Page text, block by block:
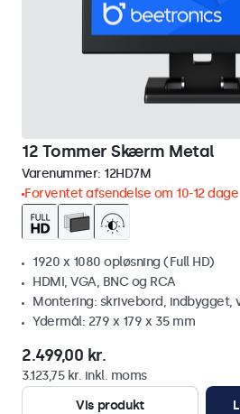
12 Tommer Skærm Metal
Varenummer: 12HD7M
Forventet afsendelse om 10-12 dage
1920 x 1080 opløsning (Full HD)
HDMI, VGA, BNC og RCA
Montering: skrivebord, indbygget,
Ydermål: 279 x 179 x 35 mm
2.499,00 kr.
3.123,75 kr. inkl. moms
Vis produkt